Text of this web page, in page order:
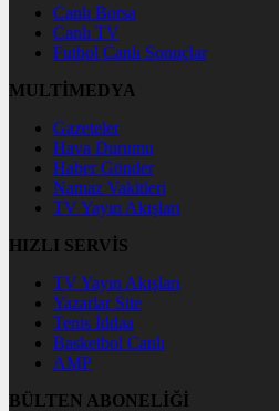
Canlı Borsa
Canlı TV
Futbol Canlı Sonuçlar
MULTİMEDYA
Gazeteler
Hava Durumu
Haber Gönder
Namaz Vakitleri
TV Yayın Akışları
HIZLI SERVİS
TV Yayın Akışları
Yazarlar Site
Tenis İddaa
Basketbol Canlı
AMP
BÜLTEN ABONELİĞİ